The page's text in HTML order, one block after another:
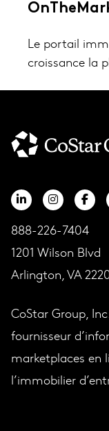
Le portail
croissance la
888-226-7404
1201 Wilson Blvd
Arlington, VA
CoStar Group,
fournisseur
marketplaces en
l’immobilier